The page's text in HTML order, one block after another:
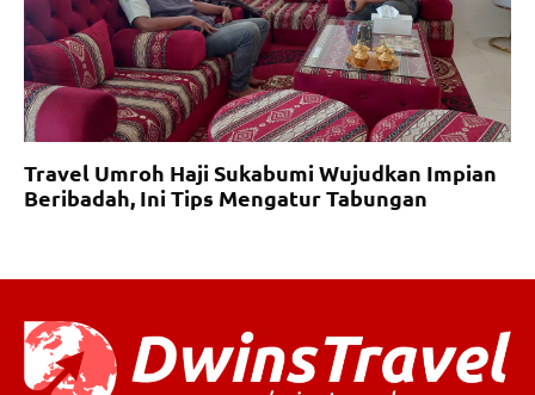
Travel Umroh Haji Sukabumi Wujudkan Impian
Beribadah, Ini Tips Mengatur Tabungan